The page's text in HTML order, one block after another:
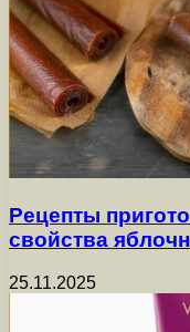
Рецепты
свойства
25.11.2025